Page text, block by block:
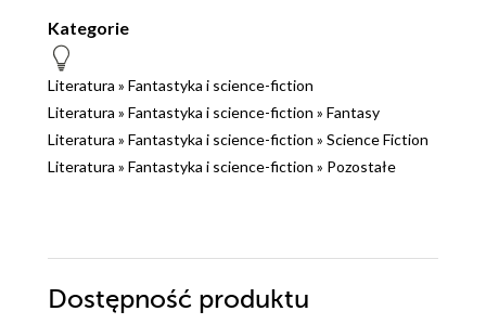
Kategorie
Literatura » Fantastyka i science-fiction
Literatura » Fantastyka i science-fiction » Fantasy
Literatura » Fantastyka i science-fiction » Science Fiction
Literatura » Fantastyka i science-fiction » Pozostałe
Dostępność produktu